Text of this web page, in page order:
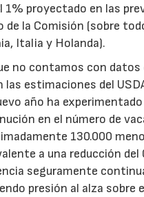
1% proyectado en las
de la Comisión (sobre
Italia y Holanda).
no contamos con datos
las estimaciones del
año ha
en el número de
130.000
a una reducción del
seguramente
presión al alza sobre